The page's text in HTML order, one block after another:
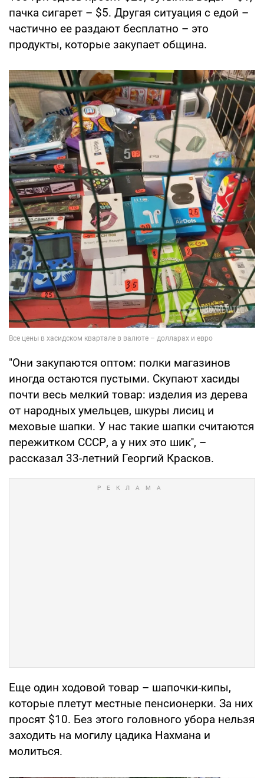
пачка сигарет – $5. Другая ситуация с едой –
частично ее раздают бесплатно – это
продукты, которые закупает община.
"Они закупаются оптом: полки магазинов
иногда остаются пустыми. Скупают хасиды
почти весь мелкий товар: изделия из дерева
от народных умельцев, шкуры лисиц и
меховые шапки. У нас такие шапки считаются
пережитком СССР, а у них это шик'', –
рассказал 33-летний Георгий Красков.
Еще один ходовой товар – шапочки-кипы,
которые плетут местные пенсионерки. За них
просят $10. Без этого головного убора нельзя
заходить на могилу цадика Нахмана и
молиться.